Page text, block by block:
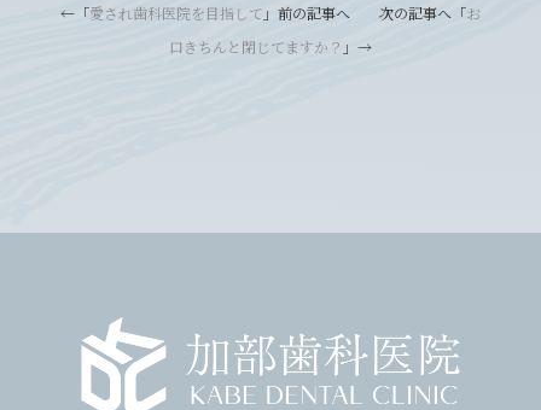
←「愛され歯科医院を目指して 」前の記事へ 次の記事へ「お
口きちんと閉じてますか？ 」→